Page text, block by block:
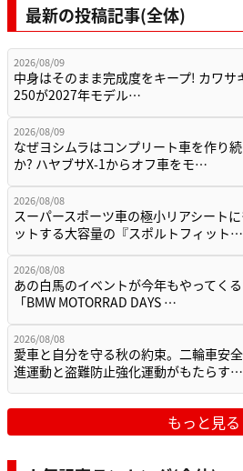
最新の投稿記事(全体)
2026/08/09
中身はそのまま完成度をキープ! カワサ
250が2027年モデル…
2026/08/09
なぜヨシムラはコンプリート車を作り
か? ハヤブサX-1からオフ車をモ…
2026/08/08
スーパースポーツ車の極小リアシート
ットする大容量の『スポルトフィット…
2026/08/08
あの白馬のイベントが今年もやってくる
「BMW MOTORRAD DAYS …
2026/08/08
愛車と自分を守る秋の約束。二輪車安
進運動と盗難防止強化運動がもたらす…
もっと見る